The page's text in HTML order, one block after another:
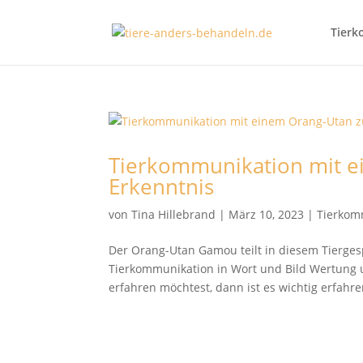
Tierkommunikation mit
Erkenntnis
vonTina Hillebrand | März 10, 2023 |
Der Orang-Utan Gamou teilt in diesem
Tierkommunikation in Wort und Bild
erfahren möchtest, dann ist es wichtig